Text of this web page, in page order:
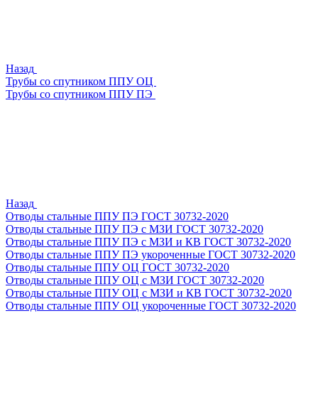
Назад
Трубы со спутником ППУ ОЦ
Трубы со спутником ППУ ПЭ
Назад
Отводы стальные ППУ ПЭ ГОСТ 30732-2020
Отводы стальные ППУ ПЭ с МЗИ ГОСТ 30732-2020
Отводы стальные ППУ ПЭ с МЗИ и КВ ГОСТ 30732-2020
Отводы стальные ППУ ПЭ укороченные ГОСТ 30732-2020
Отводы стальные ППУ ОЦ ГОСТ 30732-2020
Отводы стальные ППУ ОЦ с МЗИ ГОСТ 30732-2020
Отводы стальные ППУ ОЦ с МЗИ и КВ ГОСТ 30732-2020
Отводы стальные ППУ ОЦ укороченные ГОСТ 30732-2020